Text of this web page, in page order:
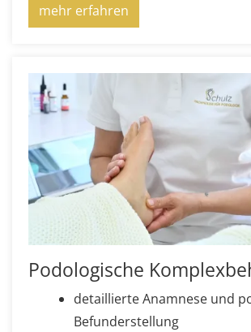
mehr erfahren
Podologische
detaillierte Anamnese und
Befunderstellung